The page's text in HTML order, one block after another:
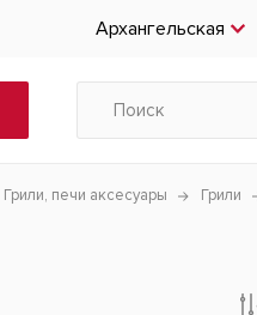
Архангельская
Грили, печи аксесуары Грили